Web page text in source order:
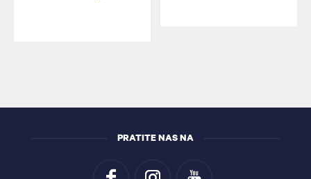
PRATITE NAS NA